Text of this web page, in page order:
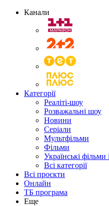
Канали
Категорії
Реаліті-шоу
Розважальні шоу
Новини
Серіали
Мультфільми
Фільми
Українські фільми
Всі категорії
Всі проєкти
Онлайн
ТБ програма
Еще